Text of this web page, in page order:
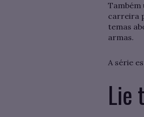
Também
carreira
temas
armas.
A série
Lie